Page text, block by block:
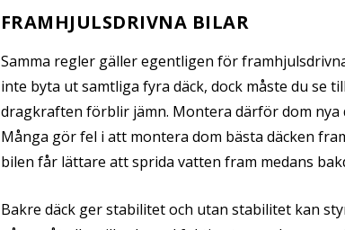
FRAMHJULSDRIVNA BILAR
Samma regler gäller egentligen för
inte byta ut samtliga fyra däck, dock måste du se
dragkraften förblir jämn. Montera därför dom nya
Många gör fel i att montera dom bästa däcken
bilen får lättare att sprida vatten fram medans
Bakre däck ger stabilitet och utan stabilitet kan